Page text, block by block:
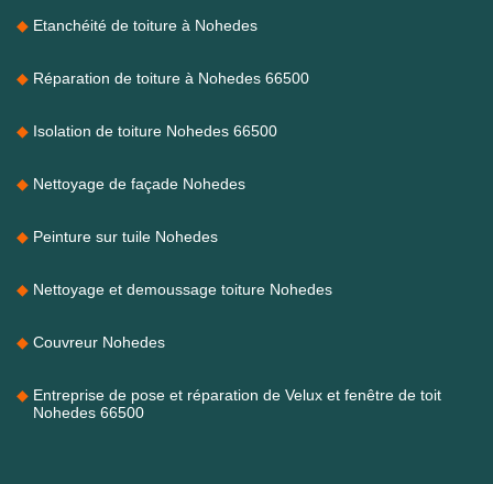
Etanchéité de toiture à Nohedes
Réparation de toiture à Nohedes 66500
Isolation de toiture Nohedes 66500
Nettoyage de façade Nohedes
Peinture sur tuile Nohedes
Nettoyage et demoussage toiture Nohedes
Couvreur Nohedes
Entreprise de pose et réparation de Velux et fenêtre de toit
Nohedes 66500